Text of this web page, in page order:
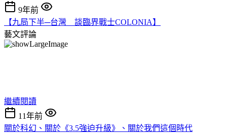
9年前
【九局下半─台灣 談臨界戰士COLONIA】
藝文評論
繼續閱讀
11年前
關於科幻、關於《3.5強迫升級》、關於我們這個時代